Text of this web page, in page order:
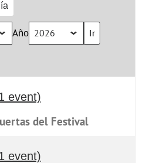
Año
event)
del Festival
event)